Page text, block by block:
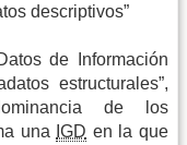
descriptivos”
de Información
estructurales”,
de los
una IGD en la que